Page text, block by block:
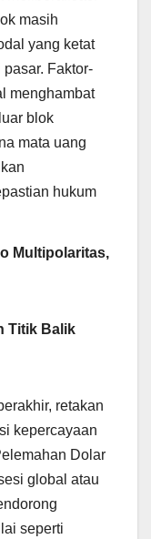
masih
yang ketat
Faktor-
menghambat
blok
mata uang
hukum
Multipolaritas,
Titik Balik
retakan
kepercayaan
Dolar
global atau
seperti